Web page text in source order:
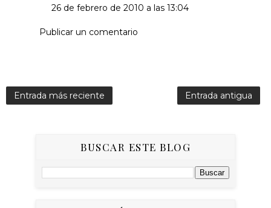
26 de febrero de 2010 a las 13:04
Publicar un comentario
Entrada más reciente Entrada antigua
BUSCAR ESTE BLOG